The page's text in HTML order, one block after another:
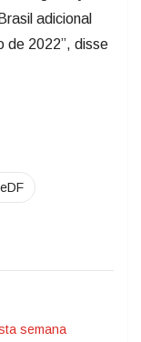
adicional
de 2022”, disse
semana